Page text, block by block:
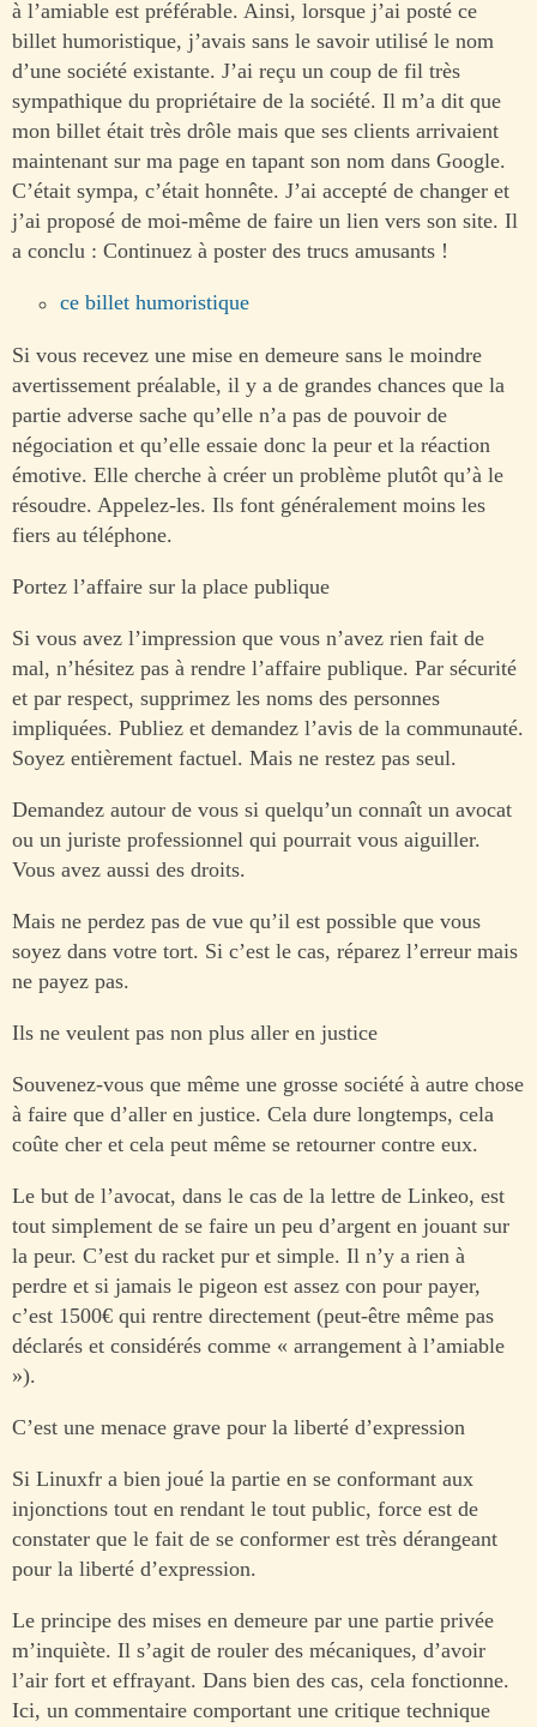
à l’amiable est préférable. Ainsi, lorsque j’ai posté ce
billet humoristique, j’avais sans le savoir utilisé le nom
d’une société existante. J’ai reçu un coup de fil très
sympathique du propriétaire de la société. Il m’a dit que
mon billet était très drôle mais que ses clients arrivaient
maintenant sur ma page en tapant son nom dans Google.
C’était sympa, c’était honnête. J’ai accepté de changer et
j’ai proposé de moi-même de faire un lien vers son site. Il
a conclu : Continuez à poster des trucs amusants !
ce billet humoristique
Si vous recevez une mise en demeure sans le moindre
avertissement préalable, il y a de grandes chances que la
partie adverse sache qu’elle n’a pas de pouvoir de
négociation et qu’elle essaie donc la peur et la réaction
émotive. Elle cherche à créer un problème plutôt qu’à le
résoudre. Appelez-les. Ils font généralement moins les
fiers au téléphone.
Portez l’affaire sur la place publique
Si vous avez l’impression que vous n’avez rien fait de
mal, n’hésitez pas à rendre l’affaire publique. Par sécurité
et par respect, supprimez les noms des personnes
impliquées. Publiez et demandez l’avis de la communauté.
Soyez entièrement factuel. Mais ne restez pas seul.
Demandez autour de vous si quelqu’un connaît un avocat
ou un juriste professionnel qui pourrait vous aiguiller.
Vous avez aussi des droits.
Mais ne perdez pas de vue qu’il est possible que vous
soyez dans votre tort. Si c’est le cas, réparez l’erreur mais
ne payez pas.
Ils ne veulent pas non plus aller en justice
Souvenez-vous que même une grosse société à autre chose
à faire que d’aller en justice. Cela dure longtemps, cela
coûte cher et cela peut même se retourner contre eux.
Le but de l’avocat, dans le cas de la lettre de Linkeo, est
tout simplement de se faire un peu d’argent en jouant sur
la peur. C’est du racket pur et simple. Il n’y a rien à
perdre et si jamais le pigeon est assez con pour payer,
c’est 1500€ qui rentre directement (peut-être même pas
déclarés et considérés comme « arrangement à l’amiable
»).
C’est une menace grave pour la liberté d’expression
Si Linuxfr a bien joué la partie en se conformant aux
injonctions tout en rendant le tout public, force est de
constater que le fait de se conformer est très dérangeant
pour la liberté d’expression.
Le principe des mises en demeure par une partie privée
m’inquiète. Il s’agit de rouler des mécaniques, d’avoir
l’air fort et effrayant. Dans bien des cas, cela fonctionne.
Ici, un commentaire comportant une critique technique